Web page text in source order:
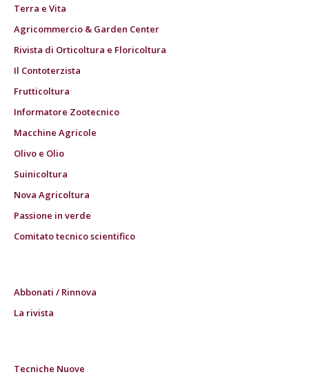
Terra e Vita
Agricommercio & Garden Center
Rivista di Orticoltura e Floricoltura
Il Contoterzista
Frutticoltura
Informatore Zootecnico
Macchine Agricole
Olivo e Olio
Suinicoltura
Nova Agricoltura
Passione in verde
Comitato tecnico scientifico
Abbonati / Rinnova
La rivista
Tecniche Nuove